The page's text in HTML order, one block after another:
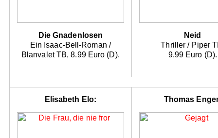
Die Gnadenlosen
Ein Isaac-Bell-Roman /
Blanvalet TB, 8.99 Euro (D).
Neid
Thriller / Piper
9.99 Euro (D).
Elisabeth Elo: Thomas